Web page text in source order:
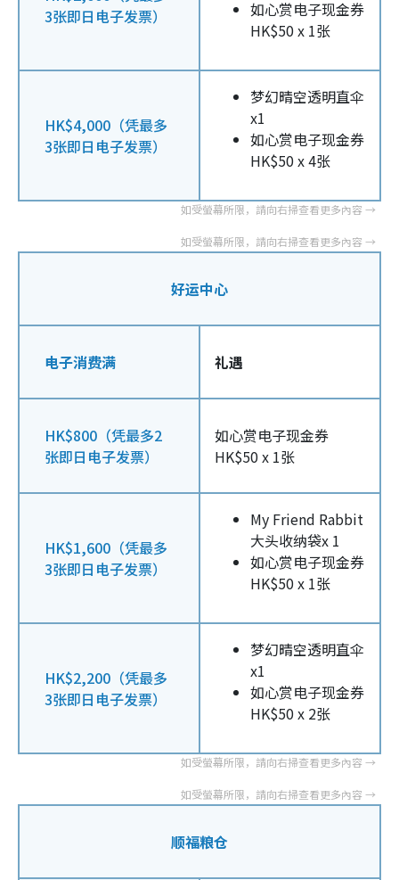
3张即日电子发票）
如心赏电子现金券
HK$50 x 1张
HK$4,000（凭最多
3张即日电子发票）
梦幻晴空透明直伞
x1
如心赏电子现金券
HK$50 x 4张
好运中心
电子消费满 礼遇
HK$800（凭最多2
张即日电子发票）
如心赏电子现金券
HK$50 x 1张
HK$1,600（凭最多
3张即日电子发票）
My Friend Rabbit
大头收纳袋x 1
如心赏电子现金券
HK$50 x 1张
HK$2,200（凭最多
3张即日电子发票）
梦幻晴空透明直伞
x1
如心赏电子现金券
HK$50 x 2张
顺福粮仓